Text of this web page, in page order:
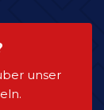
unser